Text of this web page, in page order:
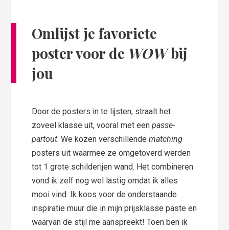
Omlijst je favoriete
poster voor de WOWbij
jou
Door de posters in te lijsten, straalt het
zoveel klasse uit, vooral met eenpasse-
partout. We kozen verschillendematching
posters uit waarmee ze omgetoverd werden
tot 1 grote schilderijen wand. Het combineren
vond ik zelf nog wel lastig omdat ik alles
mooi vind. Ik koos voor de onderstaande
inspiratie muur die in mijn prijsklasse paste en
waarvan de stijl me aanspreekt! Toen ben ik